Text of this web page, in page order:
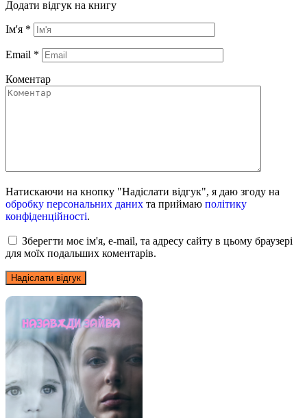
Додати відгук на книгу
Ім'я *
Email *
Коментар
Натискаючи на кнопку "Надіслати відгук", я даю згоду на
обробку персональних даних та приймаю політику
конфіденційності.
Зберегти моє ім'я, e-mail, та адресу сайту в цьому браузері
для моїх подальших коментарів.